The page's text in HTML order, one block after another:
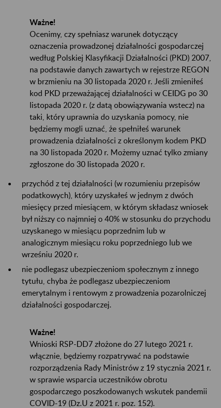
Ważne!
Ocenimy, czy spełniasz warunek dotyczący
oznaczenia prowadzonej działalności gospodarczej
według Polskiej Klasyfikacji Działalności (PKD) 2007,
na podstawie danych zawartych w rejestrze REGON
w brzmieniu na 30 listopada 2020 r. Jeśli zmieniłeś
kod PKD przeważającej działalności w CEIDG po 30
listopada 2020 r. (z datą obowiązywania wstecz) na
taki, który uprawnia do uzyskania pomocy, nie
będziemy mogli uznać, że spełniłeś warunek
prowadzenia działalności z określonym kodem PKD
na 30 listopada 2020 r. Możemy uznać tylko zmiany
zgłoszone do 30 listopada 2020 r.
przychód z tej działalności (w rozumieniu przepisów
podatkowych), który uzyskałeś w jednym z dwóch
miesięcy przed miesiącem, w którym składasz wniosek
był niższy co najmniej o 40% w stosunku do przychodu
uzyskanego w miesiącu poprzednim lub w
analogicznym miesiącu roku poprzedniego lub we
wrześniu 2020 r.
nie podlegasz ubezpieczeniom społecznym z innego
tytułu, chyba że podlegasz ubezpieczeniom
emerytalnym i rentowym z prowadzenia pozarolniczej
działalności gospodarczej.
Ważne!
Wnioski RSP-DD7 złożone do 27 lutego 2021 r.
włącznie, będziemy rozpatrywać na podstawie
rozporządzenia Rady Ministrów z 19 stycznia 2021 r.
w sprawie wsparcia uczestników obrotu
gospodarczego poszkodowanych wskutek pandemii
COVID-19 (Dz.U z 2021 r. poz. 152).